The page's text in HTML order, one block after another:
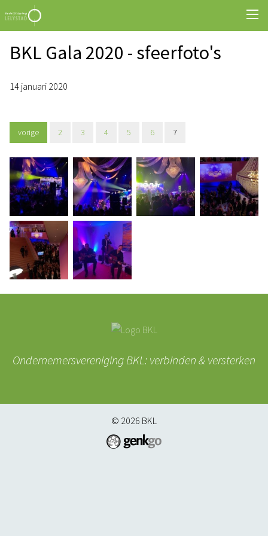
BKL Gala 2020 - sfeerfoto's
14 januari 2020
vorige 2 3 4 5 6 7
Ondernemersvereniging BKL: verbinden & versterken
© 2026 BKL